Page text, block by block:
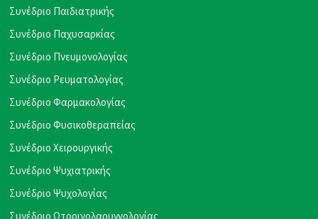
Συνέδριο Παιδιατρικής
Συνέδριο Παχυσαρκίας
Συνέδριο Πνευμονολογίας
Συνέδριο Ρευματολογίας
Συνέδριο Φαρμακολογίας
Συνέδριο Φυσικοθεραπείας
Συνέδριο Χειρουργικής
Συνέδριο Ψυχιατρικής
Συνέδριο Ψυχολογίας
Συνέδριο Ωτορινολαρυγγολογίας